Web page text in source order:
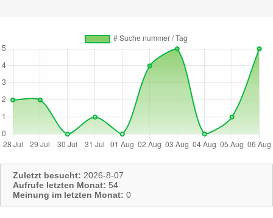
Zuletzt besucht: 2026-8-07
Aufrufe letzten Monat: 54
Meinung im letzten Monat: 0